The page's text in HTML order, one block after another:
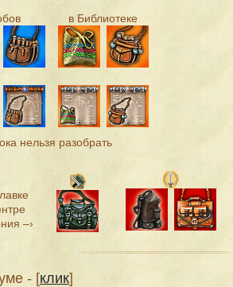
в Библиотеке
нельзя разобрать
–›
- [клик]